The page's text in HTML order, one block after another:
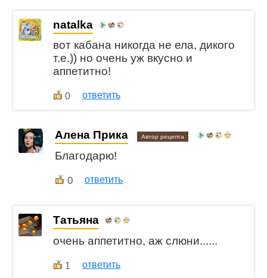
natalka
вот кабана никогда не ела, дикого
т.е.)) но очень уж вкусно и
аппетитно!
0 ответить
Алена Прика Автор рецепта
Благодарю!
0 ответить
Татьяна
очень аппетитно, аж слюни......
1 ответить